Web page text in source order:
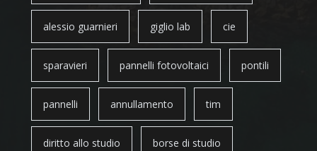
alessio guarnieri giglio lab cie
sparavieri pannelli fotovoltaici pontili
pannelli annullamento tim
diritto allo studio borse di studio